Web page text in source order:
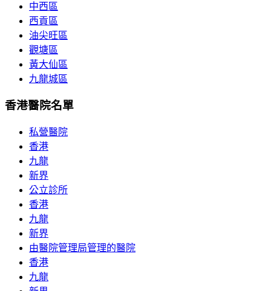
中西區
西貢區
油尖旺區
觀塘區
黃大仙區
九龍城區
香港醫院名單
私營醫院
香港
九龍
新界
公立診所
香港
九龍
新界
由醫院管理局管理的醫院
香港
九龍